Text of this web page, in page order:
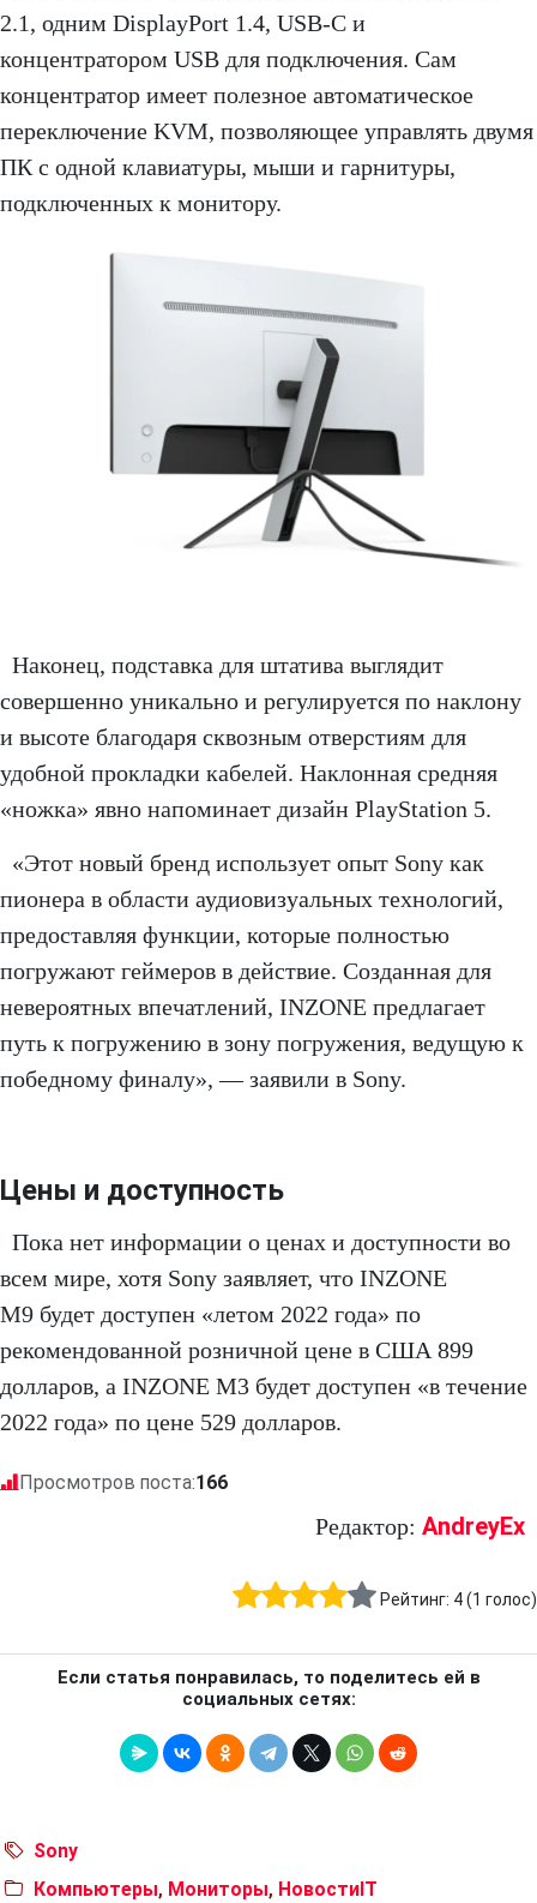
2.1, одним DisplayPort 1.4, USB-C и
концентратором USB для подключения. Сам
концентратор имеет полезное автоматическое
переключение KVM, позволяющее управлять двумя
ПК с одной клавиатуры, мыши и гарнитуры,
подключенных к монитору.
Наконец, подставка для штатива выглядит
совершенно уникально и регулируется по наклону
и высоте благодаря сквозным отверстиям для
удобной прокладки кабелей. Наклонная средняя
«ножка» явно напоминает дизайн PlayStation 5.
«Этот новый бренд использует опыт Sony как
пионера в области аудиовизуальных технологий,
предоставляя функции, которые полностью
погружают геймеров в действие. Созданная для
невероятных впечатлений, INZONE предлагает
путь к погружению в зону погружения, ведущую к
победному финалу», — заявили в Sony.
Цены и доступность
Пока нет информации о ценах и доступности во
всем мире, хотя Sony заявляет, что INZONE
M9 будет доступен «летом 2022 года» по
рекомендованной розничной цене в США 899
долларов, а INZONE M3 будет доступен «в течение
2022 года» по цене 529 долларов.
Просмотров поста:166
Редактор: AndreyEx
Рейтинг: 4(1 голос)
Если статья понравилась, то поделитесь ей в
социальных сетях:
Sony
Компьютеры, Мониторы, НовостиIT